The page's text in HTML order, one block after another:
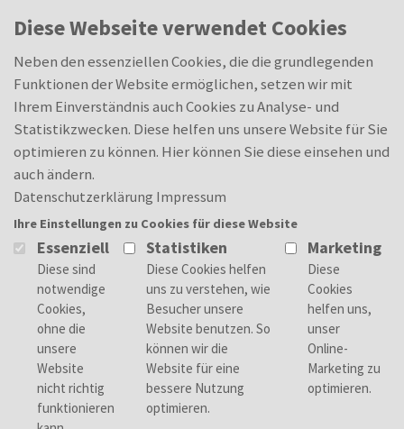
Merkliste
Merkliste
0
Abschlussarbeit (m/w/d)
Deine Aufgaben
bei einem passenden Partner in die Praxis
umsetzen und dabei erste Unternehmensluft
schnuppern? Wir bieten
Werkstudententätigkeiten,
Technikerarbeiten und Abschlussarbeiten in
verschiedenen Bereichen an und freuen uns
auf deine Bewerbung!
Dein Ansprechpartner
Pia Reinhardt | Vor dem Weißen Stein 14 |
72641 Albstadt
Diese Webseite verwendet Cookies
Neben den essenziellen Cookies, die die grundlegenden
Funktionen der Website ermöglichen, setzen wir mit
Ihrem Einverständnis auch Cookies zu Analyse- und
Statistikzwecken. Diese helfen uns unsere Website für Sie
optimieren zu können. Hier können Sie diese einsehen und
auch ändern.
Datenschutzerklärung Impressum
Ihre Einstellungen zu Cookies für diese Website
Essenziell Statistiken Marketing